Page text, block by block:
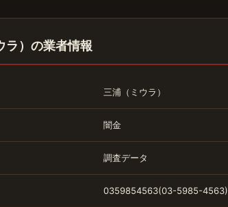
ラ）の業者情報
三浦（ミウラ）
闇金
調査データ
0359854563(03-5985-4563)